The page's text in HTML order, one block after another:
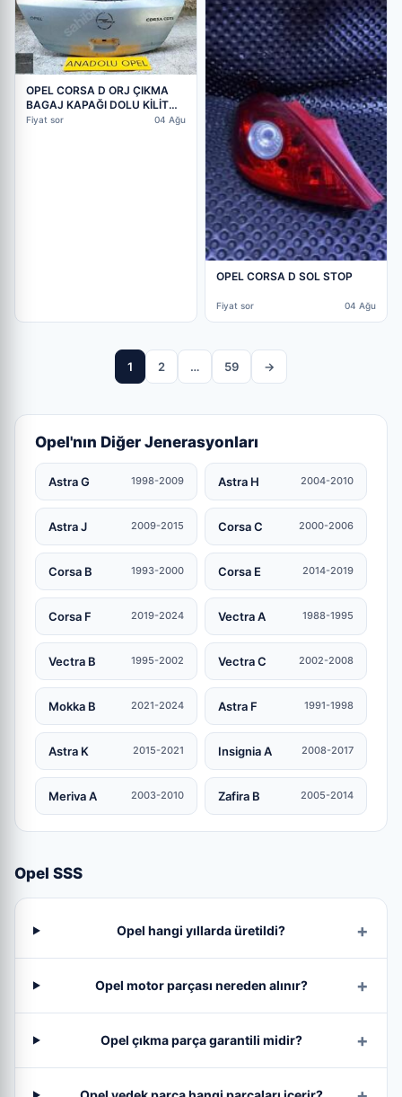
OPEL CORSA D ORJ ÇIKMA
BAGAJ KAPAĞI DOLU KİLİT
CAM GM
Fiyat sor 04 Ağu
OPEL CORSA D SOL STOP
Fiyat sor 04 Ağu
1 2 … 59 →
Opel'nın Diğer Jenerasyonları
Astra G 1998-2009 Astra H 2004-2010
Astra J 2009-2015 Corsa C 2000-2006
Corsa B 1993-2000 Corsa E 2014-2019
Corsa F 2019-2024 Vectra A 1988-1995
Vectra B 1995-2002 Vectra C 2002-2008
Mokka B 2021-2024 Astra F 1991-1998
Astra K 2015-2021 Insignia A 2008-2017
Meriva A 2003-2010 Zafira B 2005-2014
Opel SSS
Opel hangi yıllarda üretildi?
Opel motor parçası nereden alınır?
Opel çıkma parça garantili midir?